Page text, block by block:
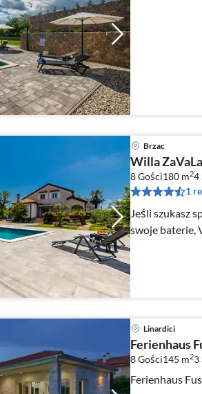
Brzac
Willa
8 Gości180 m24
1
Jeśli szukasz
swoje baterie,
Linardici
Ferienhaus
8 Gości145 m23
Ferienhaus